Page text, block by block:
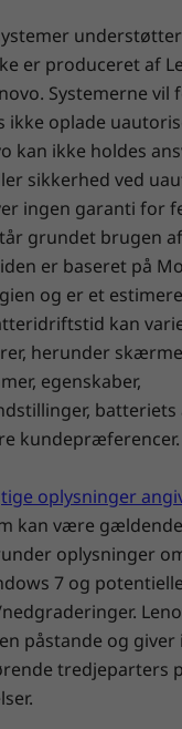
anbefalinger med en
Desuden
Assistant
problemer på
hjælpe dig med at
ikke hårdere.
16 Gen 7 laptop
Qualcomm®
med
(ISV'er) for
over 50 optimerede
der kører
ARM. Vær sikker på
hvidt LED-lys
(135mm x 80mm)
fremhæver vigtige
plast (PCC) brugt i
PCC-plast brugt i
PCC-plast brugt i
Council (FSC)-
% genanvendt
fibermateriale
skove
registreringer
certificeret
er produceret af
Systemerne vil
ikke oplade
kan ikke holdes
sikkerhed ved
ingen garanti for
grundet brugen
er baseret på
og er et
kan
herunder
egenskaber,
batteriets
kundepræferencer.
oplysninger
kan være
oplysninger
7 og potentielle
påstande og giver
tredjeparters